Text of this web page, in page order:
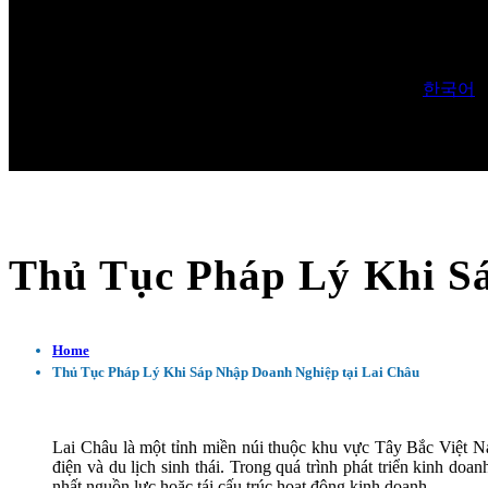
한국어
Thủ Tục Pháp Lý Khi
Home
Thủ Tục Pháp Lý Khi Sáp Nhập Doanh Nghiệp tại Lai Châu
Lai Châu là một tỉnh miền núi thuộc khu vực Tây Bắc Việt
điện và du lịch sinh thái. Trong quá trình phát triển kinh